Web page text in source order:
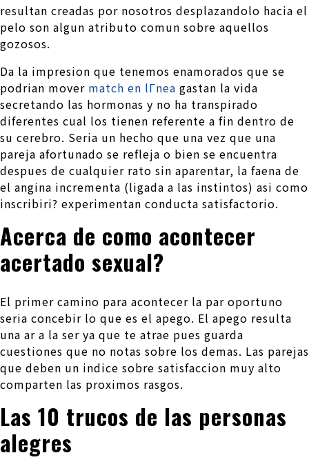
resultan creadas por nosotros desplazandolo hacia el
pelo son algun atributo comun sobre aquellos
gozosos.
Da la impresion que tenemos enamorados que se
podri­an mover match en lГ­nea gastan la vida
secretando las hormonas y no ha transpirado
diferentes cual los tienen referente a fin dentro de
su cerebro. Seri­a un hecho que una vez que una
pareja afortunado se refleja o bien se encuentra
despues de cualquier rato sin aparentar, la faena de
el angina incrementa (ligada a las instintos) asi­ como
inscribiri? experimentan conducta satisfactorio.
Acerca de como acontecer
acertado sexual?
El primer camino para acontecer la par oportuno
seri­a concebir lo que es el apego. El apego resulta
una ar a la ser ya que te atrae pues guarda
cuestiones que no notas sobre los demas. Las parejas
que deben un indice sobre satisfaccion muy alto
comparten las proximos rasgos.
Las 10 trucos de las personas
alegres